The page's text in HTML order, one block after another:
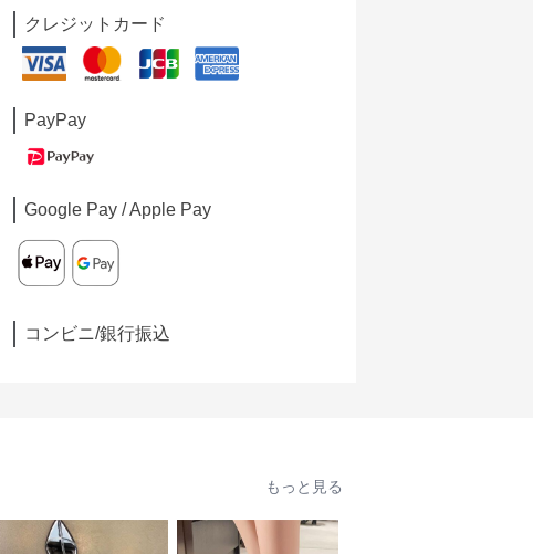
クレジットカード
PayPay
Google Pay / Apple Pay
コンビニ/銀行振込
もっと見る